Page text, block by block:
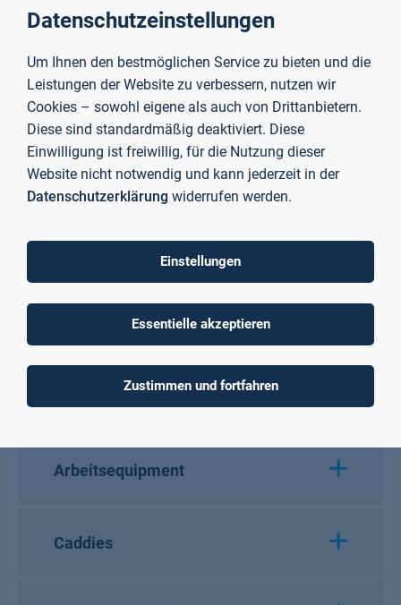
Arbeitsplätze
Lernort Bibliothek
Arbeitsequipment
Caddies
Datenschutzeinstellungen
Um Ihnen den bestmöglichen Service zu bieten und die
Leistungen der Website zu verbessern, nutzen wir
Cookies – sowohl eigene als auch von Drittanbietern.
Diese sind standardmäßig deaktiviert. Diese
Einwilligung ist freiwillig, für die Nutzung dieser
Website nicht notwendig und kann jederzeit in der
Datenschutzerklärung widerrufen werden.
Einstellungen
Essentielle akzeptieren
Zustimmen und fortfahren